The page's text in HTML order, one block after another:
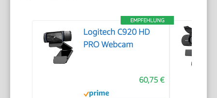
EMPFEHLUNG
Logitech C920 HD
PRO Webcam
60,75 €